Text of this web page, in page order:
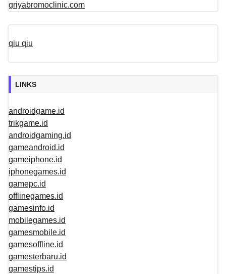
griyabromoclinic.com
qiu qiu
LINKS
androidgame.id
trikgame.id
androidgaming.id
gameandroid.id
gameiphone.id
iphonegames.id
gamepc.id
offlinegames.id
gamesinfo.id
mobilegames.id
gamesmobile.id
gamesoffline.id
gamesterbaru.id
gamestips.id